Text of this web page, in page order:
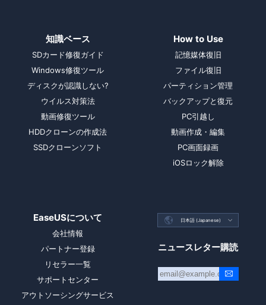
知識ベース
SDカード修復ガイド
Windows修復ツール
ディスクが認識しない?
ウイルス対策法
動画修復ツール
HDDクローンの作成法
SSDクローンソフト
How to Use
記憶媒体復旧
ファイル復旧
パーティション管理
バックアップと復元
PC引越し
動画作成・編集
PC画面録画
iOSロック解除
EaseUSについて
会社情報
パートナー登録
リセラー一覧
サポートセンター
アウトソーシングサービス
 日本語 (Japanese) 
ニュースレター購読